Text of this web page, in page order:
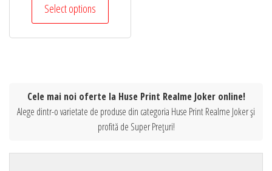
Select options
Cele mai noi oferte la Huse Print Realme Joker online!
Alege dintr-o varietate de produse din categoria Huse Print Realme Joker și
profită de Super Prețuri!